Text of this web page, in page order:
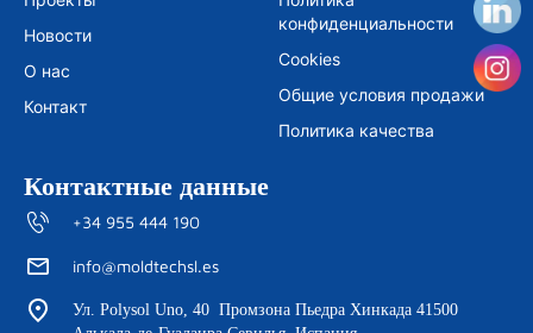
k
Новости
О нас
Контакт
конфиденциальности
Cookies
Общие условия продажи
Политика качества
Контактные данные
+34 955 444 190
info@moldtechsl.es
Ул. Polysol Uno, 40 Промзона Пьедра Хинкада 41500